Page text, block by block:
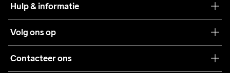
Teamwear
Samenwerkingen
Pers
Hulp & informatie
Algemene voorwaarden
Retour
Volg ons op
Contacteer ons